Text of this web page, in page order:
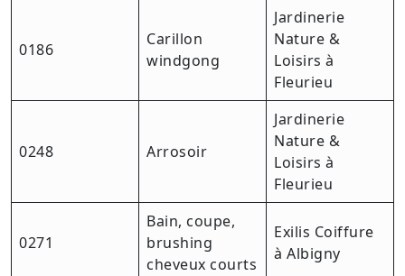
0186
Carillon
windgong
Jardinerie
Nature &
Loisirs à
Fleurieu
0248 Arrosoir
Jardinerie
Nature &
Loisirs à
Fleurieu
0271
Bain, coupe,
brushing
cheveux courts
Exilis Coiffure
à Albigny